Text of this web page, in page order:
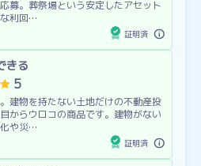
募。葬祭場という安定したアセット
利回…
証明済
きる
5
建物を持たない土地だけの不動産投
からウロコの商品です。建物がない
や災…
証明済